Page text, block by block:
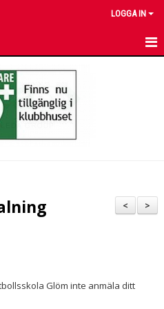
LOGGA IN
>
<
Glöm inte anmäla ditt